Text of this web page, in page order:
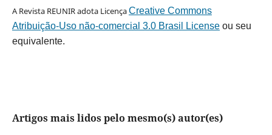
A Revista REUNIR adota LicençaCreative Commons
Atribuição-Uso não-comercial 3.0 Brasil Licenseou seu
equivalente.
Artigos mais lidos pelo mesmo(s) autor(es)